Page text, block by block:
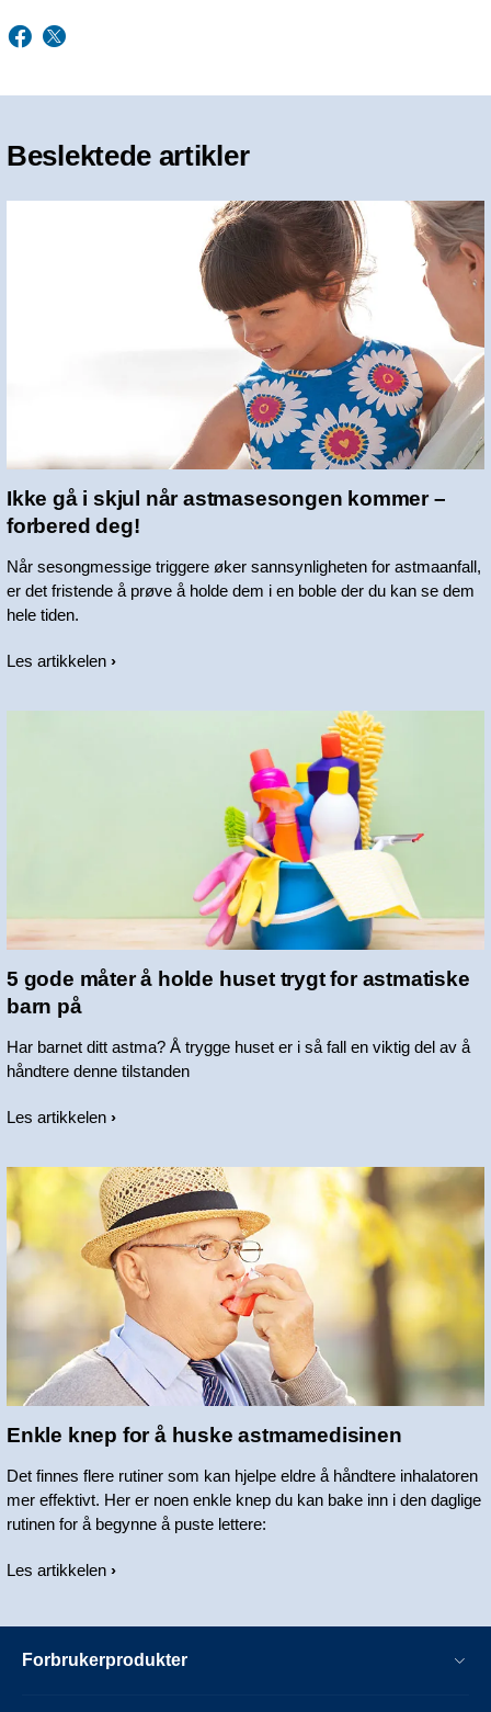
Beslektede artikler
Ikke gå i skjul når astmasesongen kommer –
forbered deg!
Når sesongmessige triggere øker sannsynligheten for astmaanfall,
er det fristende å prøve å holde dem i en boble der du kan se dem
hele tiden.
Les artikkelen
5 gode måter å holde huset trygt for astmatiske
barn på
Har barnet ditt astma? Å trygge huset er i så fall en viktig del av å
håndtere denne tilstanden
Les artikkelen
Enkle knep for å huske astmamedisinen
Det finnes flere rutiner som kan hjelpe eldre å håndtere inhalatoren
mer effektivt. Her er noen enkle knep du kan bake inn i den daglige
rutinen for å begynne å puste lettere:
Les artikkelen
Forbrukerprodukter